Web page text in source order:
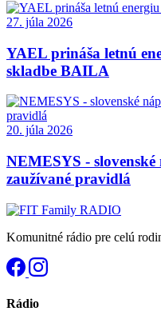
27. júla 2026
YAEL prináša letnú
skladbe BAILA
20. júla 2026
NEMESYS -
zaužívané pravidlá
Komunitné rádio pre celú
Rádio